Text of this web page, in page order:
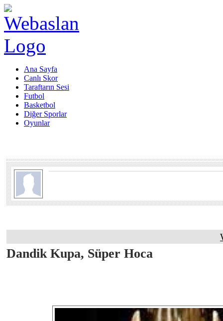
Ana Sayfa
Canlı Skor
Taraftarın Sesi
Futbol
Basketbol
Diğer Sporlar
Oyunlar
Dandik Kupa, Süper Hoca